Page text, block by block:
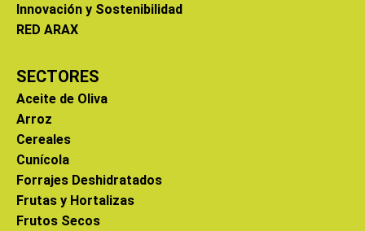
Innovación y Sostenibilidad
RED ARAX
SECTORES
Aceite de Oliva
Arroz
Cereales
Cunícola
Forrajes Deshidratados
Frutas y Hortalizas
Frutos Secos